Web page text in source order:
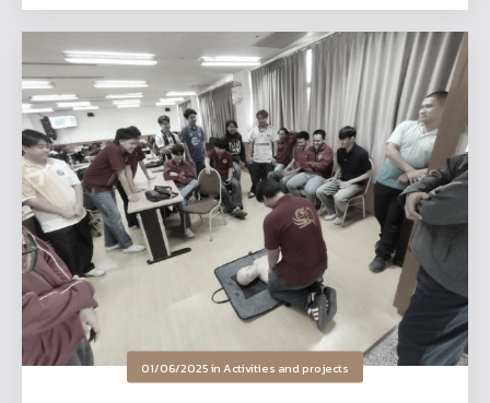
01/06/2025inActivities and projects